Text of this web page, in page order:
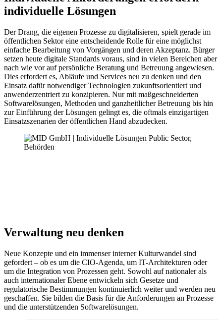
individuelle Lösungen
Der Drang, die eigenen Prozesse zu digitalisieren, spielt gerade im
öffentlichen Sektor eine entscheidende Rolle für eine möglichst
einfache Bearbeitung von Vorgängen und deren Akzeptanz. Bürger
setzen heute digitale Standards voraus, sind in vielen Bereichen aber
nach wie vor auf persönliche Beratung und Betreuung angewiesen.
Dies erfordert es, Abläufe und Services neu zu denken und den
Einsatz dafür notwendiger Technologien zukunftsorientiert und
anwenderzentriert zu konzipieren. Nur mit maßgeschneiderten
Softwarelösungen, Methoden und ganzheitlicher Betreuung bis hin
zur Einführung der Lösungen gelingt es, die oftmals einzigartigen
Einsatzszenarien der öffentlichen Hand abzudecken.
Verwaltung neu denken
Neue Konzepte und ein immenser interner Kulturwandel sind
gefordert – ob es um die CIO-Agenda, um IT-Architekturen oder
um die Integration von Prozessen geht. Sowohl auf nationaler als
auch internationaler Ebene entwickeln sich Gesetze und
regulatorische Bestimmungen kontinuierlich weiter und werden neu
geschaffen. Sie bilden die Basis für die Anforderungen an Prozesse
und die unterstützenden Softwarelösungen.